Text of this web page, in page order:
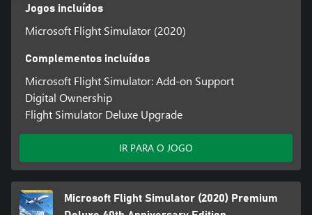
Jogos incluídos
Microsoft Flight Simulator (2020)
Complementos incluídos
Microsoft Flight Simulator: Add-on Support
Digital Ownership
Flight Simulator Deluxe Upgrade
IR PARA O JOGO
Microsoft Flight Simulator (2020) Premium